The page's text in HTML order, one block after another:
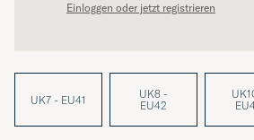
Einloggen oder jetzt registrieren
UK7 - EU41
UK8 -
EU42